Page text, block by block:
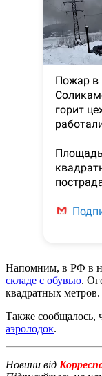
Напомним, в РФ в
складе с обувью.
квадратных метров.
Также сообщалось,
аэролодок.
Новини від